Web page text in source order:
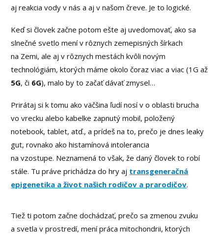
aj reakcia vody v nás a aj v našom čreve. Je to logické.
Keď si človek začne potom ešte aj uvedomovať, ako sa
slnečné svetlo mení v rôznych zemepisných šírkach
na Zemi, ale aj v rôznych mestách kvôli novým
technológiám, ktorých máme okolo čoraz viac a viac (1G až
5G, či 6G), malo by to začať dávať zmysel…
Prirátaj si k tomu ako väčšina ľudí nosí v o oblasti brucha
vo vrecku alebo kabelke zapnutý mobil, položený
notebook, tablet, atď., a prídeš na to, prečo je dnes leaky
gut, rovnako ako histamínová intolerancia
na vzostupe. Neznamená to však, že daný človek to robí
stále. Tu práve prichádza do hry aj transgeneračná
epigenetika a život našich rodičov a prarodičov.
Tiež ti potom začne dochádzať, prečo sa zmenou zvuku
a svetla v prostredí, mení práca mitochondrii, ktorých